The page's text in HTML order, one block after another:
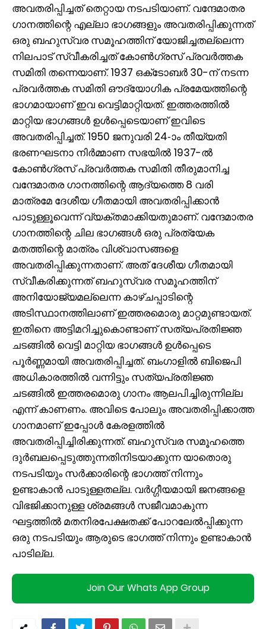
അവതരിപ്പിച്ചത്‌ തെറ്റായ നടപടിയാണ്. വന്ദേമാതര
ഗാനത്തിന്റെ എല്ലാ ഭാഗങ്ങളും അവതരിപ്പിക്കുന്നത്‌
ഒരു ബഹുസ്വര സമൂഹത്തിന്‌ യോജിച്ചതല്ലെന്ന
നിലപാട്‌ സ്വീകരിച്ചത്‌ കോണ്‍ഗ്രസ്‌ പ്രവര്‍ത്തക
സമിതി തന്നെയാണ്‌. 1937 ഒക്‌ടോബര്‍ 30-ന്‌ നടന്ന
പ്രവര്‍ത്തക സമിതി ഔദ്യോഗിക പ്രമേയത്തിന്റെ
ഭാഗമായാണ്‌ ഇവ വെട്ടിമാറ്റിയത്‌. ഇത്തരത്തില്‍
മാറ്റിയ ഭാഗങ്ങള്‍ ഉള്‍പ്പെടെയാണ്‌ ഇവിടെ
അവതരിപ്പിച്ചത്‌. 1950 ജനുവരി 24-ാം തീയ്യതി
ഭരണഘടനാ നിര്‍മ്മാണ സഭയില്‍ 1937-ല്‍
കോണ്‍ഗ്രസ്‌ പ്രവര്‍ത്തക സമിതി തീരുമാനിച്ച
വന്ദേമാതര ഗാനത്തിന്റെ ആദ്യത്തെ 8 വരി
മാത്രമേ ദേശീയ ഗീതമായി അവതരിപ്പിക്കാന്‍
പാടുള്ളൂവെന്ന്‌ വ്യക്തമാക്കിയതുമാണ്‌. വന്ദേമാതര
ഗാനത്തിന്റെ ചില ഭാഗങ്ങള്‍ ഒരു പ്രത്യേക
മതത്തിന്റെ മാത്രം വിശ്വാസങ്ങളെ
അവതരിപ്പിക്കുന്നതാണ്‌. അത്‌ ദേശീയ ഗീതമായി
സ്വീകരിക്കുന്നത്‌ ബഹുസ്വര സമൂഹത്തിന്‌
അനിയോജ്യമല്ലെന്ന കാഴ്‌ചപ്പാടിന്റെ
അടിസ്ഥാനത്തിലാണ്‌ ഇത്തരമൊരു മാറ്റമുണ്ടായത്‌.
ഇതിനെ അട്ടിമറിച്ചുകൊണ്ടാണ്‌ സത്യപ്രതിജ്ഞ
ചടങ്ങില്‍ വെട്ടി മാറ്റിയ ഭാഗങ്ങള്‍ ഉള്‍പ്പെടെ
പൂര്‍ണ്ണമായി അവതരിപ്പിച്ചത്‌. ബംഗാളില്‍ ബിജെപി
അധികാരത്തില്‍ വന്നിട്ടും സത്യപ്രതിജ്ഞ
ചടങ്ങില്‍ ഇത്തരമൊരു ഗാനം ആലപിച്ചിരുന്നില്ല
എന്ന്‌ കാണണം. അവിടെ പോലും അവതരിപ്പിക്കാത്ത
ഗാനമാണ്‌ ഇപ്പോള്‍ കേരളത്തില്‍
അവതരിപ്പിച്ചിരിക്കുന്നത്‌. ബഹുസ്വര സമൂഹത്തെ
ദുര്‍ബലപ്പെടുത്തുന്നതിനിടയാക്കുന്ന യാതൊരു
നടപടിയും സര്‍ക്കാരിന്റെ ഭാഗത്ത്‌ നിന്നും
ഉണ്ടാകാന്‍ പാടുള്ളതല്ല. വര്‍ഗ്ഗീയമായി ജനങ്ങളെ
വിഭജിക്കാനുള്ള ശ്രമങ്ങള്‍ സജീവമാകുന്ന
ഘട്ടത്തില്‍ മതനിരപേക്ഷതക്ക്‌ പോറലേല്‍പ്പിക്കുന്ന
ഒരു നടപടിയും ആരുടെ ഭാഗത്ത്‌ നിന്നും ഉണ്ടാകാന്‍
പാടില്ല.
Join Our Whats App Group